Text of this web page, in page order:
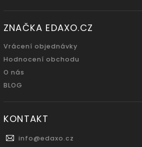
ZNAČKA EDAXO.CZ
Vrácení objednávky
Hodnocení obchodu
O nás
BLOG
KONTAKT
info@edaxo.cz